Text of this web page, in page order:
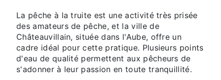
La pêche à la truite est une activité très prisée
des amateurs de pêche, et la ville de
Châteauvillain, située dans l'Aube, offre un
cadre idéal pour cette pratique. Plusieurs points
d'eau de qualité permettent aux pêcheurs de
s'adonner à leur passion en toute tranquillité.